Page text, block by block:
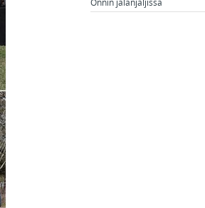
Onnin jalanjäljissä